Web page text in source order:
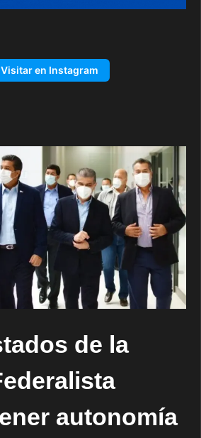
Visitar en Instagram
de la
autonomía